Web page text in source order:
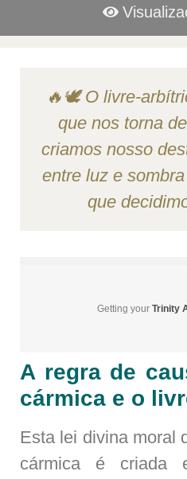
🔥🕊️ O livre-
que nos torna
criamos nosso
entre luz e
que
Getting your Trinity
A regra de
cármica e o
Esta lei divina moral
cármica é criada